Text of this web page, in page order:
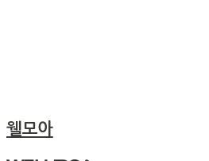
웰모아